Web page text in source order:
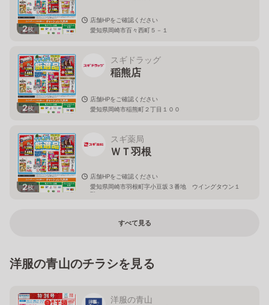
2枚
店舗HPをご確認ください
愛知県岡崎市百々西町５－１
2枚
スギドラッグ
稲熊店
店舗HPをご確認ください
愛知県岡崎市稲熊町２丁目１００
2枚
スギ薬局
ＷＴ羽根
店舗HPをご確認ください
愛知県岡崎市羽根町字小豆坂３番地 ウイングタウン１
階
すべて見る
洋服の青山のチラシを見る
洋服の青山